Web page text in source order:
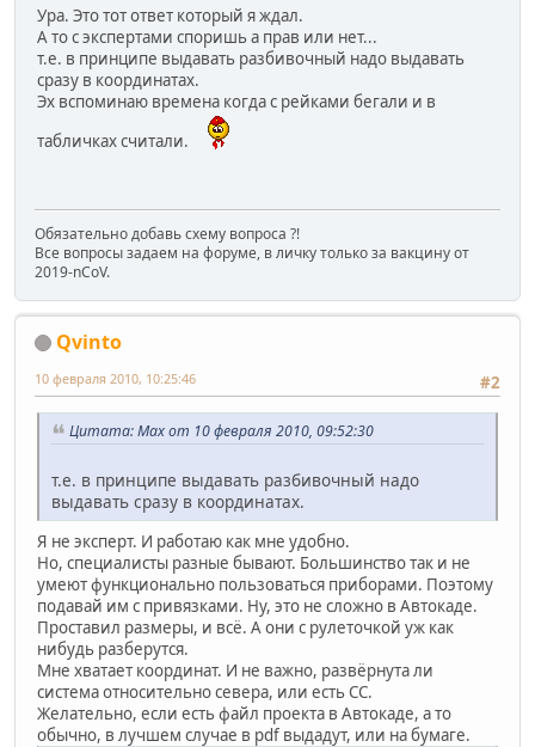
Ура. Это тот ответ который я ждал.
А то с экспертами споришь а прав или нет...
т.е. в принципе выдавать разбивочный надо выдавать
сразу в координатах.
Эх вспоминаю времена когда с рейками бегали и в
табличках считали.
Обязательно добавь схему вопроса ?!
Все вопросы задаем на форуме, в личку только за вакцину от
2019-nCoV.
Qvinto
#2
10 февраля 2010, 10:25:46
Цитата: Max от 10 февраля 2010, 09:52:30
т.е. в принципе выдавать разбивочный надо
выдавать сразу в координатах.
Я не эксперт. И работаю как мне удобно.
Но, специалисты разные бывают. Большинство так и не
умеют функционально пользоваться приборами. Поэтому
подавай им с привязками. Ну, это не сложно в Автокаде.
Проставил размеры, и всё. А они с рулеточкой уж как
нибудь разберутся.
Мне хватает координат. И не важно, развёрнута ли
система относительно севера, или есть СС.
Желательно, если есть файл проекта в Автокаде, а то
обычно, в лучшем случае в pdf выдадут, или на бумаге.